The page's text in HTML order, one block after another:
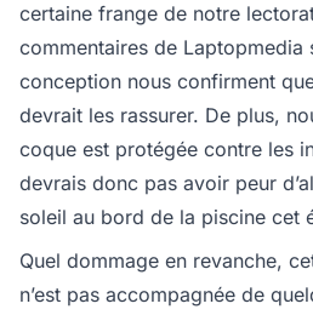
certaine frange de notre
commentaires de Laptopmedia
conception nous confirment
devrait les rassurer. De plus,
coque est protégée contre les
devrais donc pas avoir peur
soleil au bord de la piscine cet
Quel dommage en revanche,
n’est pas accompagnée de